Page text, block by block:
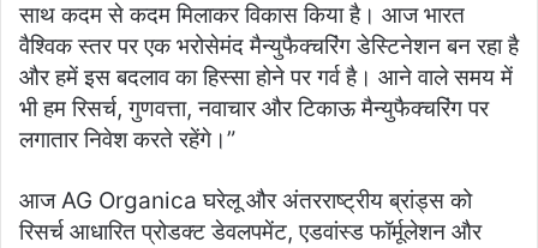
साथ कदम से कदम मिलाकर विकास किया है। आज भारत
वैश्विक स्तर पर एक भरोसेमंद मैन्युफैक्चरिंग डेस्टिनेशन बन रहा है
और हमें इस बदलाव का हिस्सा होने पर गर्व है। आने वाले समय में
भी हम रिसर्च, गुणवत्ता, नवाचार और टिकाऊ मैन्युफैक्चरिंग पर
लगातार निवेश करते रहेंगे।”
आज AG Organica घरेलू और अंतरराष्ट्रीय ब्रांड्स को
रिसर्च आधारित प्रोडक्ट डेवलपमेंट, एडवांस्ड फॉर्मूलेशन और